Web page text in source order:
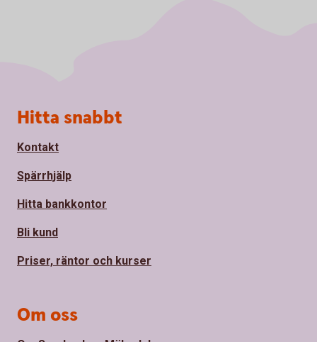
Sidfot
Hitta snabbt
Kontakt
Spärrhjälp
Hitta bankkontor
Bli kund
Priser, räntor och kurser
Om oss